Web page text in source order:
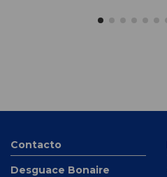
Contacto
Desguace Bonaire